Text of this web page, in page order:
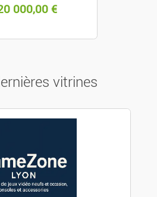
vitrines